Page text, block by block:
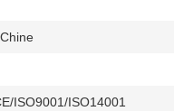
ISO9001/ISO14001